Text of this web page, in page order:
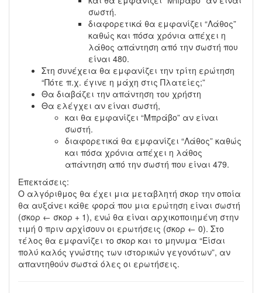
σωστή.
διαφορετικά θα εμφανίζει “Λάθος”
καθώς και πόσα χρόνια απέχει η
λάθος απάντηση από την σωστή που
είναι 480.
Στη συνέχεια θα εμφανίζει την τρίτη ερώτηση
“Πότε π.χ. έγινε η μάχη στις Πλατείες;”
Θα διαβάζει την απάντηση του χρήστη
Θα ελέγχει αν είναι σωστή,
και θα εμφανίζει “Μπράβο” αν είναι
σωστή.
διαφορετικά θα εμφανίζει “Λάθος” καθώς
και πόσα χρόνια απέχει η λάθος
απάντηση από την σωστή που είναι 479.
Επεκτάσεις:
Ο αλγόριθμος θα έχει μια μεταβλητή σκορ την οποία
θα αυξάνει κάθε φορά που μια ερώτηση είναι σωστή
(σκορ ← σκορ + 1), ενώ θα είναι αρχικοποιημένη στην
τιμή 0 πριν αρχίσουν οι ερωτήσεις (σκορ ← 0). Στο
τέλος θα εμφανίζει το σκορ και το μηνυμα “Είσαι
πολύ καλός γνώστης των ιστορικών γεγονότων”, αν
απαντηθούν σωστά όλες οι ερωτήσεις.